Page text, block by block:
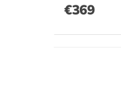
€369